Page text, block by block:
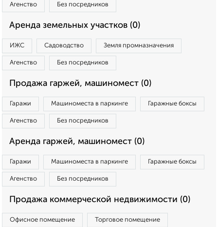
Агенство Без посредников
Аренда земельных участков (0)
ИЖС Садоводство Земля промназначения
Агенство Без посредников
Продажа гаржей, машиномест (0)
Гаражи Машиноместа в паркинге Гаражные боксы
Агенство Без посредников
Аренда гаржей, машиномест (0)
Гаражи Машиноместа в паркинге Гаражные боксы
Агенство Без посредников
Продажа коммерческой недвижимости (0)
Офисное помещение Торговое помещение